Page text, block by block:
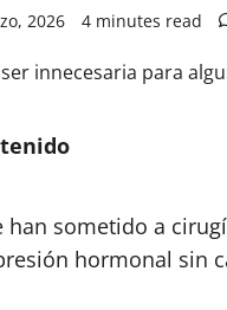
2026 4 minutes read
han sometido a
hormonal sin